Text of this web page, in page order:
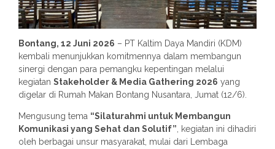
Bontang, 12 Juni 2026 – PT Kaltim Daya Mandiri (KDM)
kembali menunjukkan komitmennya dalam membangun
sinergi dengan para pemangku kepentingan melalui
kegiatan Stakeholder & Media Gathering 2026 yang
digelar di Rumah Makan Bontang Nusantara, Jumat (12/6).
Mengusung tema “Silaturahmi untuk Membangun
Komunikasi yang Sehat dan Solutif”, kegiatan ini dihadiri
oleh berbagai unsur masyarakat, mulai dari Lembaga